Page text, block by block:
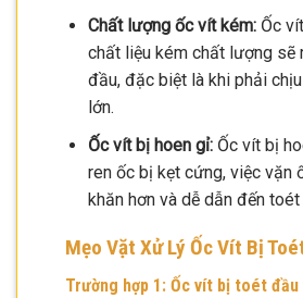
Chất lượng ốc vít kém:Ốc
chất liệu kém chất lượng sẽ
đầu, đặc biệt là khi phải
lớn.
Ốc vít bị hoen gỉ:Ốc vít bị
ren ốc bị kẹt cứng, việc vặn
khăn hơn và dễ dẫn đến
Mẹo Vặt Xử Lý Ốc Vít Bị
Trường hợp 1: Ốc vít bị toét